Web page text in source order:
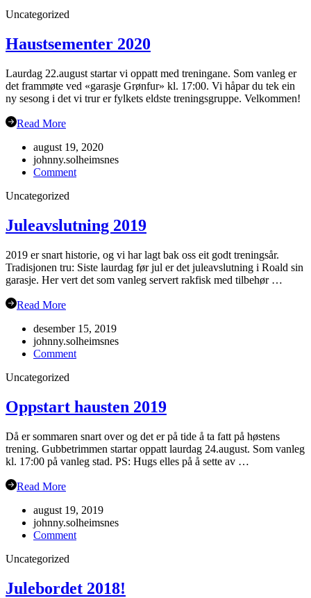
19.sept
Uncategorized
Haustsementer 2020
Laurdag 22.august startar vi oppatt med treningane. Som vanleg er
det frammøte ved «garasje Grønfur» kl. 17:00. Vi håpar du tek ein
ny sesong i det vi trur er fylkets eldste treningsgruppe. Velkommen!
Read More
august 19, 2020
johnny.solheimsnes
Commenton
Uncategorized
Juleavslutning 2019
2019 er snart historie, og vi har lagt bak oss eit godt treningsår.
Tradisjonen tru: Siste laurdag før jul er det juleavslutning i Roald sin
garasje. Her vert det som vanleg servert rakfisk med tilbehør …
Read More
desember 15, 2019
johnny.solheimsnes
Commenton
Uncategorized
Oppstart hausten 2019
Då er sommaren snart over og det er på tide å ta fatt på høstens
trening. Gubbetrimmen startar oppatt laurdag 24.august. Som vanleg
kl. 17:00 på vanleg stad. PS: Hugs elles på å sette av …
Read More
august 19, 2019
johnny.solheimsnes
Commenton
Uncategorized
Julebordet 2018!